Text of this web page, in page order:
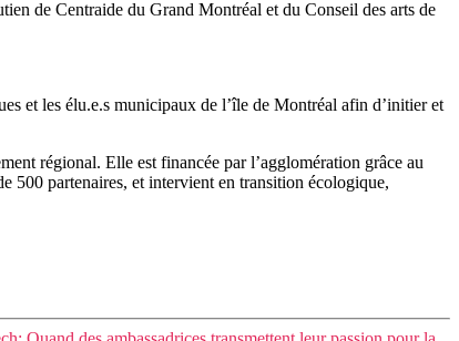
de Centraide du Grand Montréal et du Conseil des arts de
et les élu.e.s municipaux de l’île de Montréal afin d’initier et
régional. Elle est financée par l’agglomération grâce au
500 partenaires, et intervient en transition écologique,